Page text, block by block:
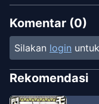
Komentar (0)
Silakan login
Rekomendasi